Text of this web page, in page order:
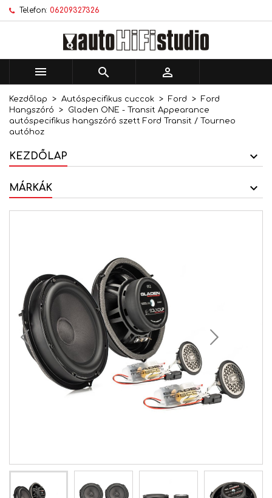
Telefon: 06209327326
  
Kezdőlap Autóspecifikus cuccok Ford
Ford
Hangszóró
Gladen ONE - Transit Appearance
autóspecifikus hangszóró szett Ford Transit / Tourneo
autóhoz
KEZDŐLAP
MÁRKÁK
Kívánságlistáim ×
Új lista létrehozása
Kívánságlista létrehozása ×
Kívánságlista neve
Mégsem Kívánságlista létrehozása
Bejelentkezés ×
történő mentéséhez.
Mégsem